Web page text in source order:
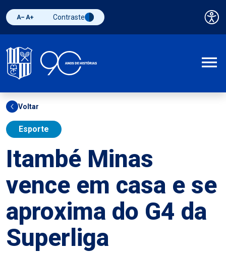
Diminuir fonte
Aumentar fonteAlternar contraste
Contraste
Voltar
Esporte
Itambé Minas
vence em casa e se
aproxima do G4 da
Superliga